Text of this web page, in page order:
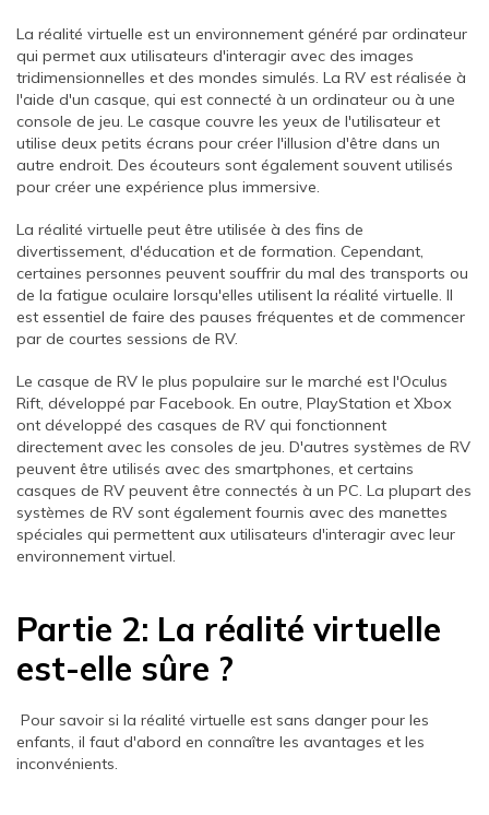
La réalité virtuelle est un environnement généré par ordinateur
qui permet aux utilisateurs d'interagir avec des images
tridimensionnelles et des mondes simulés. La RV est réalisée à
l'aide d'un casque, qui est connecté à un ordinateur ou à une
console de jeu. Le casque couvre les yeux de l'utilisateur et
utilise deux petits écrans pour créer l'illusion d'être dans un
autre endroit. Des écouteurs sont également souvent utilisés
pour créer une expérience plus immersive.
La réalité virtuelle peut être utilisée à des fins de
divertissement, d'éducation et de formation. Cependant,
certaines personnes peuvent souffrir du mal des transports ou
de la fatigue oculaire lorsqu'elles utilisent la réalité virtuelle. Il
est essentiel de faire des pauses fréquentes et de commencer
par de courtes sessions de RV.
Le casque de RV le plus populaire sur le marché est l'Oculus
Rift, développé par Facebook. En outre, PlayStation et Xbox
ont développé des casques de RV qui fonctionnent
directement avec les consoles de jeu. D'autres systèmes de RV
peuvent être utilisés avec des smartphones, et certains
casques de RV peuvent être connectés à un PC. La plupart des
systèmes de RV sont également fournis avec des manettes
spéciales qui permettent aux utilisateurs d'interagir avec leur
environnement virtuel.
Partie 2: La réalité virtuelle
est-elle sûre ?
Pour savoir si la réalité virtuelle est sans danger pour les
enfants, il faut d'abord en connaître les avantages et les
inconvénients.